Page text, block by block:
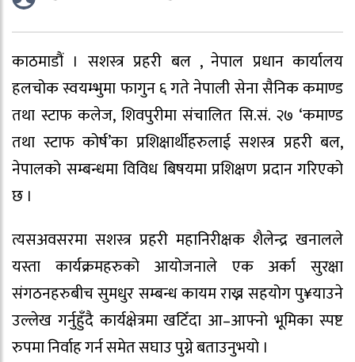
काठमाडौं । सशस्त्र प्रहरी बल , नेपाल प्रधान कार्यालय
हलचोक स्वयम्भुमा फागुन ६ गते नेपाली सेना सैनिक कमाण्ड
तथा स्टाफ कलेज, शिवपुरीमा संचालित सि.सं. २७ ‘कमाण्ड
तथा स्टाफ कोर्ष’का प्रशिक्षार्थीहरुलाई सशस्त्र प्रहरी बल,
नेपालको सम्बन्धमा विविध बिषयमा प्रशिक्षण प्रदान गरिएको
छ ।
त्यसअवसरमा सशस्त्र प्रहरी महानिरीक्षक शैलेन्द्र खनालले
यस्ता कार्यक्रमहरुको आयोजनाले एक अर्का सुरक्षा
संगठनहरुबीच सुमधुर सम्बन्ध कायम राख्न सहयोग पु¥याउने
उल्लेख गर्नुहुँदै कार्यक्षेत्रमा खटिँदा आ–आफ्नो भूमिका स्पष्ट
रुपमा निर्वाह गर्न समेत सघाउ पुग्ने बताउनुभयो ।